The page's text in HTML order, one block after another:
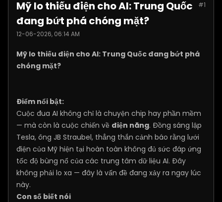
Posts:5399 #1
Mỹ lo thiếu điện cho AI: Trung Quốc
đang bứt phá chóng mặt?
12-06-2026, 06:14 AM
Mỹ lo thiếu điện cho AI: Trung Quốc đang bứt phá
chóng mặt?
Điểm nổi bật:
Cuộc đua AI không chỉ là chuyện chip hay phần mềm
— mà còn là cuộc chiến về điện năng. Đồng sáng lập
Tesla, ông JB Straubel, thẳng thắn cảnh báo rằng lưới
điện của Mỹ hiện tại hoàn toàn không đủ sức đáp ứng
tốc độ bùng nổ của các trung tâm dữ liệu AI. Đây
không phải lo xa — đây là vấn đề đang xảy ra ngay lúc
này.
Con số biết nói